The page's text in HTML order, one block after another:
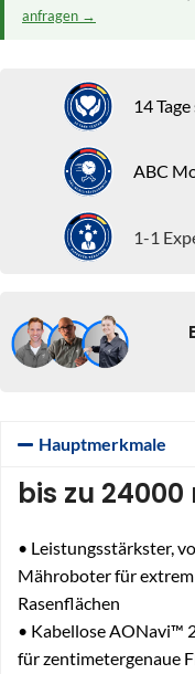
anfragen →
14
ABC
1-1
Hauptmerkmale
bis zu 24000
• Leistungsstärkster,
Mähroboter für
Rasenflächen
• Kabellose AONavi™
für zentimetergenaue